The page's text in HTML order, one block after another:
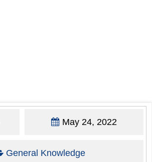
May 24, 2022
General Knowledge